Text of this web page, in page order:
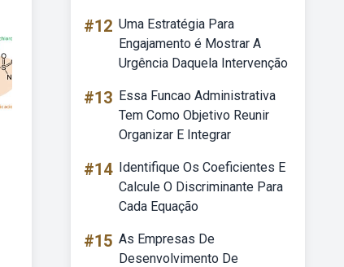
#12 Uma Estratégia Para
Engajamento é Mostrar A
Urgência Daquela Intervenção
#13 Essa Funcao Administrativa
Tem Como Objetivo Reunir
Organizar E Integrar
#14 Identifique Os Coeficientes E
Calcule O Discriminante Para
Cada Equação
#15 As Empresas De
Desenvolvimento De